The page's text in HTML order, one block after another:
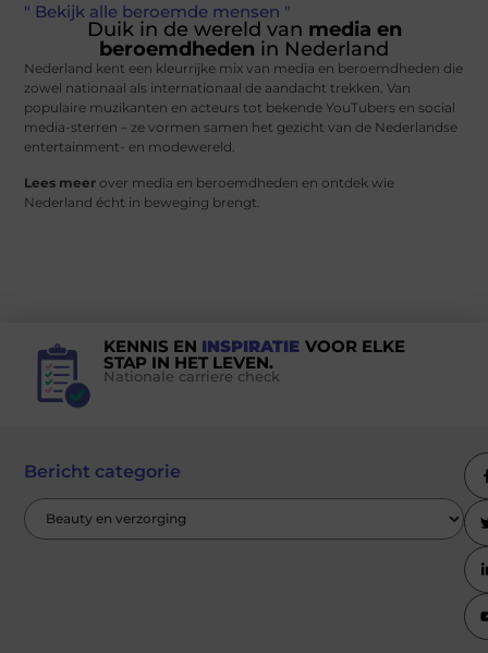
" Bekijk alle beroemde mensen "
Duik in de wereld van media en
beroemdheden in Nederland
Nederland kent een kleurrijke mix van media en beroemdheden die
zowel nationaal als internationaal de aandacht trekken. Van
populaire muzikanten en acteurs tot bekende YouTubers en social
media-sterren – ze vormen samen het gezicht van de Nederlandse
entertainment- en modewereld.
Lees meer over media en beroemdheden en ontdek wie
Nederland écht in beweging brengt.
KENNIS EN INSPIRATIE VOOR ELKE
STAP IN HET LEVEN.
Nationale carriere check
Bericht categorie